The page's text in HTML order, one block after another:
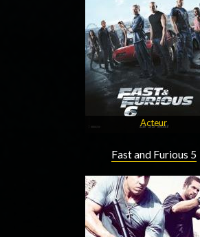
Acteur
Fast and Furious 5